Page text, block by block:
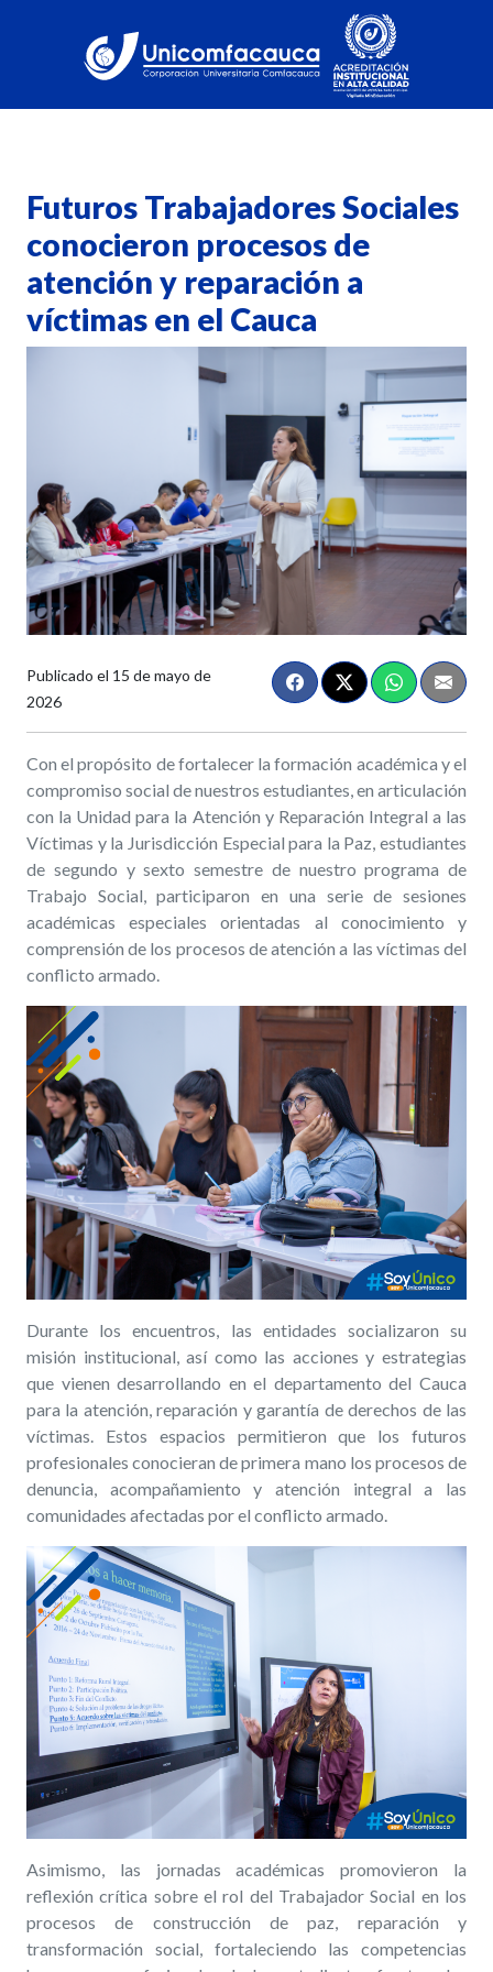
Futuros Trabajadores Sociales
conocieron procesos de
atención y reparación a
víctimas en el Cauca
Publicado el 15 de mayo de
2026
Con el propósito de fortalecer la formación académica y el
compromiso social de nuestros estudiantes, en articulación
con la Unidad para la Atención y Reparación Integral a las
Víctimas y la Jurisdicción Especial para la Paz, estudiantes
de segundo y sexto semestre de nuestro programa de
Trabajo Social, participaron en una serie de sesiones
académicas especiales orientadas al conocimiento y
comprensión de los procesos de atención a las víctimas del
conflicto armado.
Durante los encuentros, las entidades socializaron su
misión institucional, así como las acciones y estrategias
que vienen desarrollando en el departamento del Cauca
para la atención, reparación y garantía de derechos de las
víctimas. Estos espacios permitieron que los futuros
profesionales conocieran de primera mano los procesos de
denuncia, acompañamiento y atención integral a las
comunidades afectadas por el conflicto armado.
Asimismo, las jornadas académicas promovieron la
reflexión crítica sobre el rol del Trabajador Social en los
procesos de construcción de paz, reparación y
transformación social, fortaleciendo las competencias